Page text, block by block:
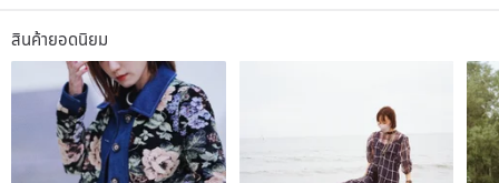
สินค้ายอดนิยม